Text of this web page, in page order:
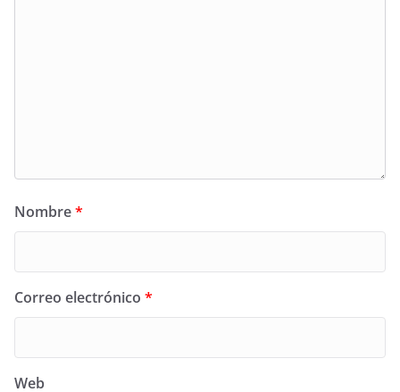
Nombre*
Correo electrónico *
Web